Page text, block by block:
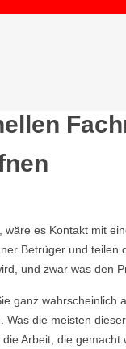
es Kontakt mit
Betrüger und
und zwar was den
ganz
Was die meisten
Arbeit, die